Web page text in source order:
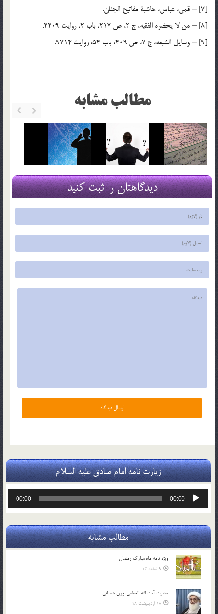
[7] – قمي، عباس، حاشية مفاتيح الجنان.
[8] – من لا يحضره الفقيه، ج 2، ص 217، باب 2، روايت 2209.
[9] – وسايل الشيعه، ج 7، ص 409، باب 54، روايت 9714.
مطالب مشابه
دیدگاهتان را ثبت کنید
زیارت نامه امام صادق علیه السلام
پخش‌کننده
00:00
00:00
مطالب مشابه
ویژه نامه ماه مبارک رمضان
9 اسفند 03
حضرت آیت الله العظمی نوری همدانی
18 اردیبهشت 98